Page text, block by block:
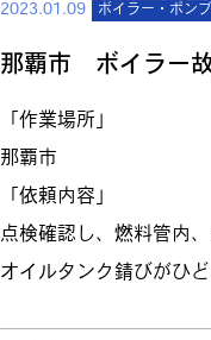
2023.01.09 ボイラー・ポン
那覇市 ボイラー
「作業場所」
那覇市
「依頼内容」
点検確認し、燃料管内
オイルタンク錆びがひ